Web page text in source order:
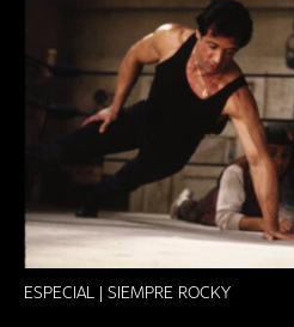
ESPECIAL | SIEMPRE ROCKY